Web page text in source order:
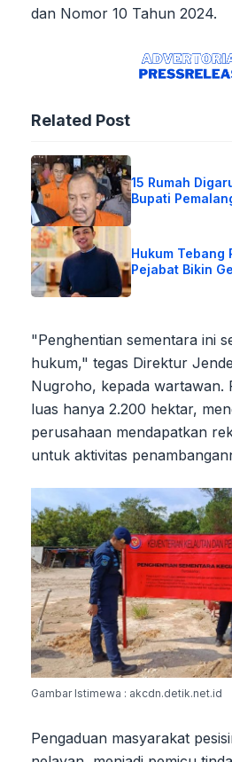
dan Nomor 10 Tahun 2024.
Related Post
15 Rumah
Bupati
Hukum Tebang
Pejabat Bikin
"Penghentian sementara ini
hukum," tegas Direktur
Nugroho, kepada wartawan.
luas hanya 2.200 hektar,
perusahaan mendapatkan
untuk aktivitas
Gambar Istimewa : akcdn.detik.net.id
Pengaduan masyarakat